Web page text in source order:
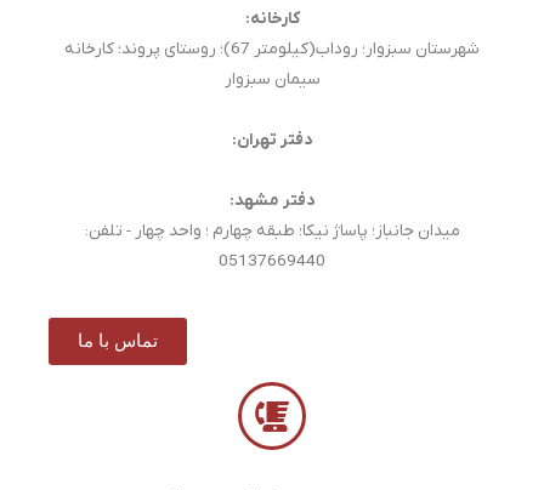
کارخانه:
شهرستان سبزوار؛ روداب(کیلومتر 67)؛ روستای پروند؛ کارخانه
سیمان سبزوار
دفتر تهران:
دفتر مشهد:
میدان جانباز؛ پاساژ نیکا؛ طبقه چهارم ؛ واحد چهار - تلفن:
05137669440
تماس با ما